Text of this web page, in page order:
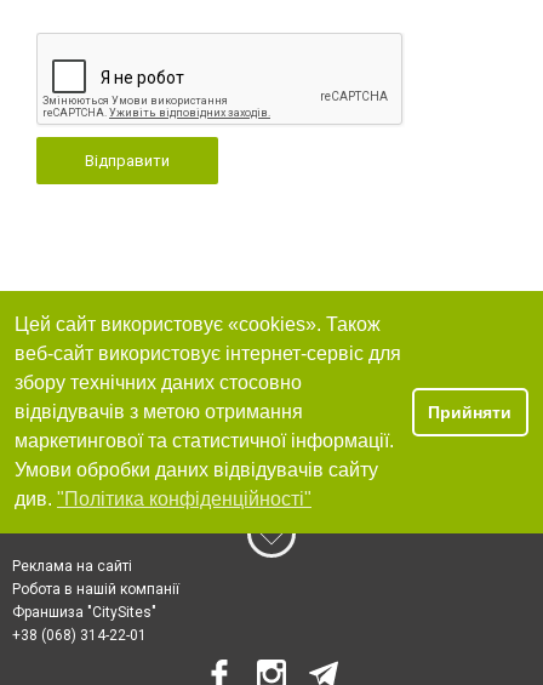
Відправити
Цей сайт використовує «cookies». Також
веб-сайт використовує інтернет-сервіс для
збору технічних даних стосовно
відвідувачів з метою отримання
маркетингової та статистичної інформації.
Умови обробки даних відвідувачів сайту
див. "Політика конфіденційності"
Прийняти
Реклама на сайті
Робота в нашій компанії
Франшиза "CitySites"
+38 (068) 314-22-01